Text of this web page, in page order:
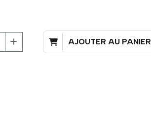
AJOUTER AU PANIER